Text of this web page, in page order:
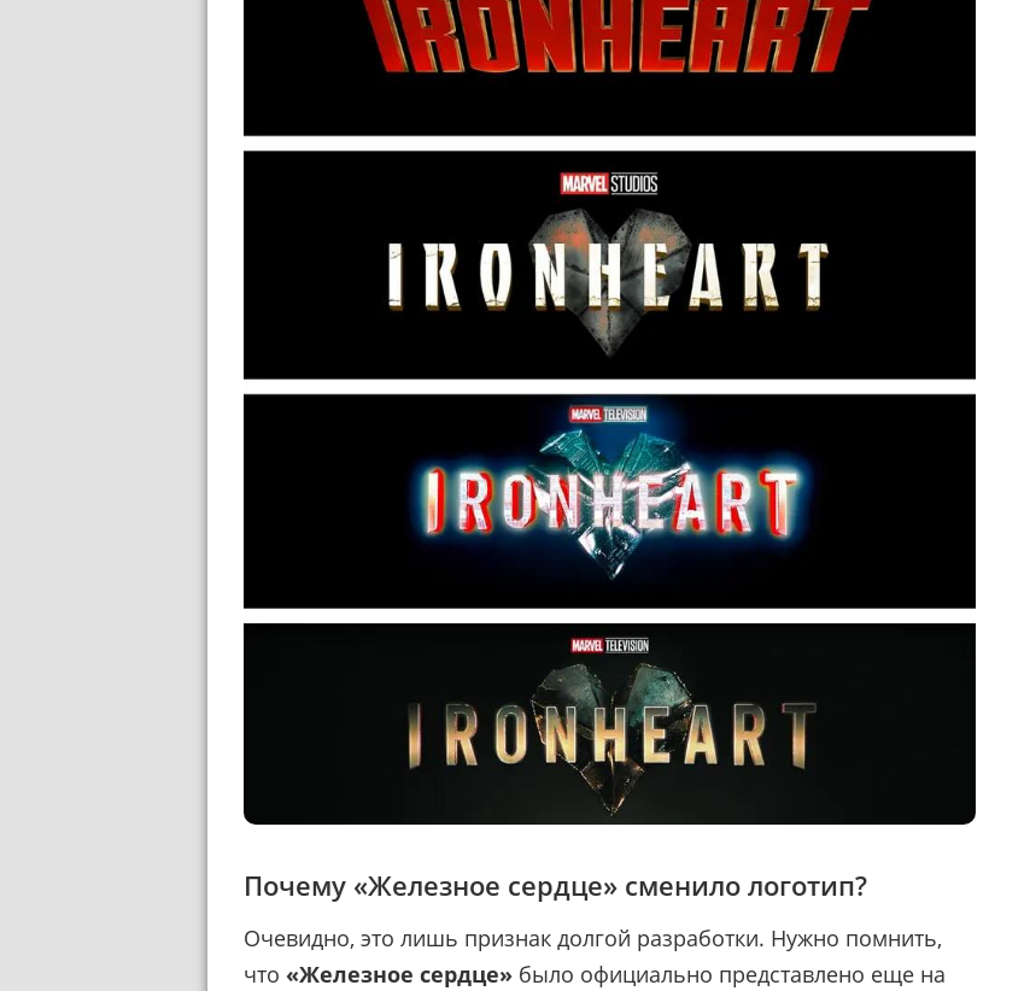
Почему «Железное сердце» сменило логотип?
Очевидно, это лишь признак долгой разработки. Нужно помнить,
что «Железное сердце» было официально представлено еще на